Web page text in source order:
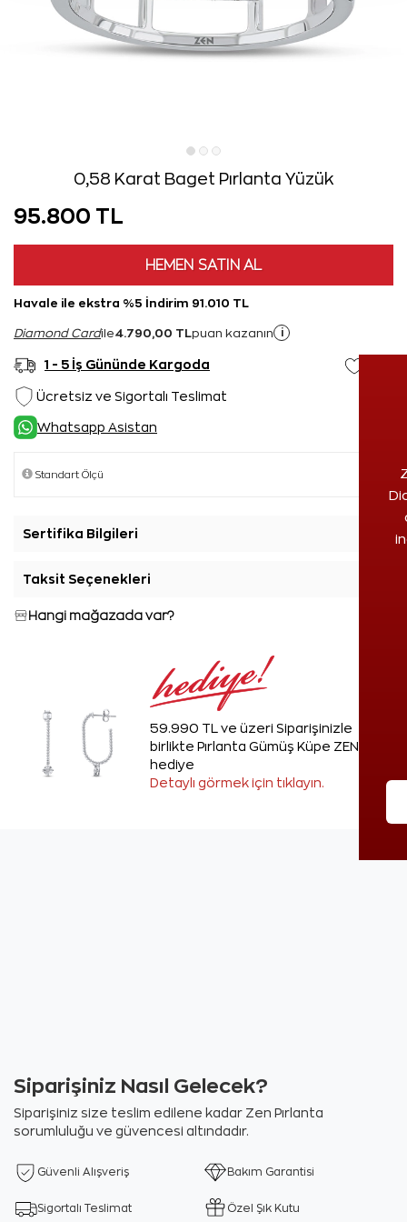
0,58 Karat Baget Pırlanta Yüzük
95.800 TL
HEMEN SATIN AL
Havale ile ekstra %5 İndirim 91.010 TL
Diamond Cardile4.790,00 TL puan kazanın i
1 - 5 İş Gününde Kargoda
Ücretsiz ve Sigortalı Teslimat
Whatsapp Asistan
Sertifika Bilgileri
Taksit Seçenekleri
Hangi mağazada var?
59.990 TL ve üzeri Siparişinizle
birlikte Pırlanta Gümüş Küpe ZEN'den
hediye
Detaylı görmek için tıklayın.
Siparişiniz Nasıl Gelecek?
Siparişiniz size teslim edilene kadar Zen Pırlanta
sorumluluğu ve güvencesi altındadır.
Güvenli Alışveriş Bakım Garantisi
Sigortalı Teslimat Özel Şık Kutu